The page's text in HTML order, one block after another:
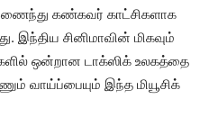
கண்கவர் காட்சிகளாக
இந்திய சினிமாவின் மிகவும்
ஒன்றான டாக்ஸிக் உலகத்தை
வாய்ப்பையும் இந்த மியூசிக்